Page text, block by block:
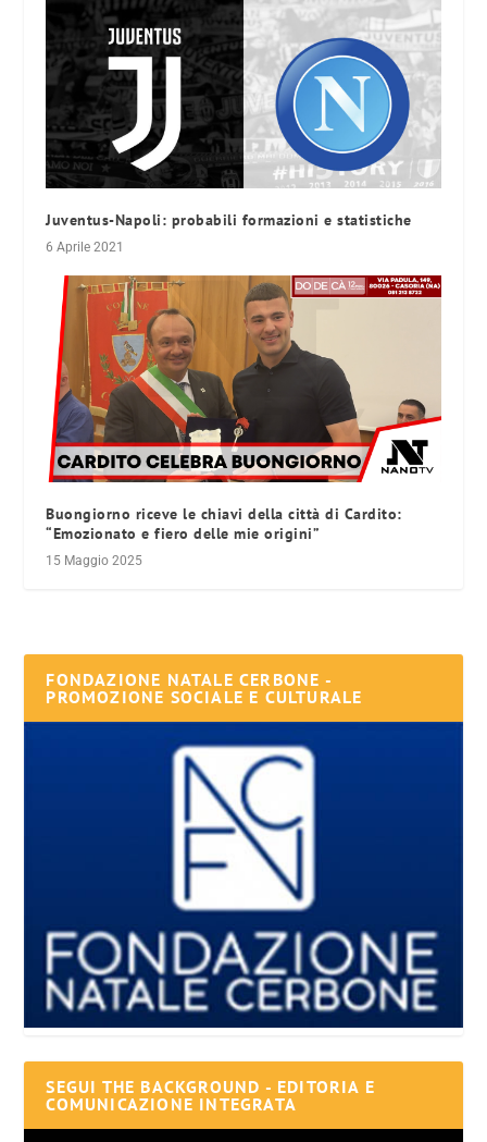
Juventus-Napoli: probabili formazioni e statistiche
6 Aprile 2021
Buongiorno riceve le chiavi della città di Cardito:
“Emozionato e fiero delle mie origini”
15 Maggio 2025
FONDAZIONE NATALE CERBONE -
PROMOZIONE SOCIALE E CULTURALE
SEGUI THE BACKGROUND - EDITORIA E
COMUNICAZIONE INTEGRATA